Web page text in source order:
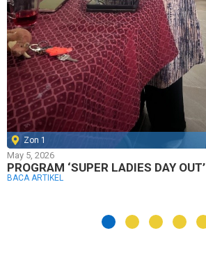
Zon 1
May 5, 2026
PROGRAM ‘SUPER LADIES DAY OUT’
BACA ARTIKEL